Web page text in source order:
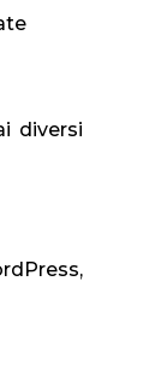
diversi